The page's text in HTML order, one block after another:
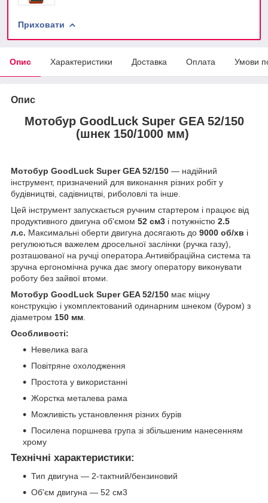
Приховати
Опис Характеристики Доставка Оплата Умови
Опис
Мотобур GoodLuck Super GEA 52/150
(шнек 150/1000 мм)
Мотобур GoodLuck Super GEA 52/150 — надійний
інструмент, призначений для виконання різних робіт у
будівництві, садівництві, риболовлі та інше.
Цей інструмент запускається ручним стартером і працює від
продуктивного двигуна об'ємом 52 см3 і потужністю 2.5
л.с. Максимальні оберти двигуна досягають до 9000 об/хв і
регулюються важелем дросельної заслінки (ручка газу),
розташованої на ручці оператора.Антивібраційна система та
зручна ергономічна ручка дає змогу оператору виконувати
роботу без зайвої втоми.
Мотобур GoodLuck Super GEA 52/150 має міцну
конструкцію і укомплектований одинарним шнеком (буром) з
діаметром 150 мм.
Особливості:
Невелика вага
Повітряне охолодження
Простота у використанні
Жорстка металева рама
Можливість установлення різних бурів
Посилена поршнева група зі збільшеним нанесенням
хрому
Технічні характеристики:
Тип двигуна — 2-тактний/бензиновий
Об'єм двигуна — 52 см3